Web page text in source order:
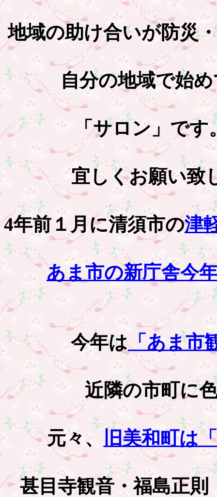
地域の助け合いが防災
自分の地域で始
「サロン」で
宜しくお願い致
4年前１月に清須市の津
あま市の新庁舎今
今年は「あま市
近隣の市町に
元々、 旧美和町は
甚目寺観音・福島正